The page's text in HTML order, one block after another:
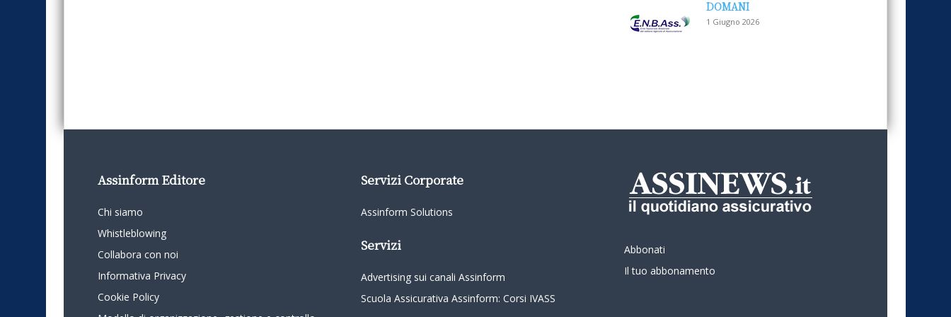
DOMANI
1 Giugno 2026
Assinform Editore
Chi siamo
Whistleblowing
Collabora con noi
Informativa Privacy
Cookie Policy
Servizi Corporate
Assinform Solutions
Servizi
Advertising sui canali Assinform
Scuola Assicurativa Assinform: Corsi IVASS
Abbonati
Il tuo abbonamento